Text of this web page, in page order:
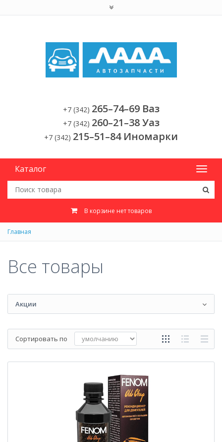
+7 (342) 265–74–69 Ваз
+7 (342) 260–21–38 Уаз
+7 (342) 215–51–84 Иномарки
Каталог
В корзине нет товаров
Главная
Все товары
Акции
Сортировать по